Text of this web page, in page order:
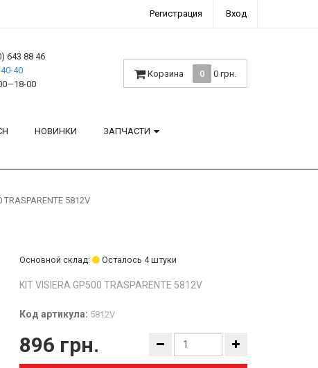
Регистрация Вход
643 88 46
40
00
Корзина 0 0 грн.
НОВИНКИ ЗАПЧАСТИ
TRASPARENTE 5812V
Основной склад: Осталось 4 штуки
KIT VISIERA GP500 TRASPARENTE 5812V
Код артикула: 5812V
896 грн.